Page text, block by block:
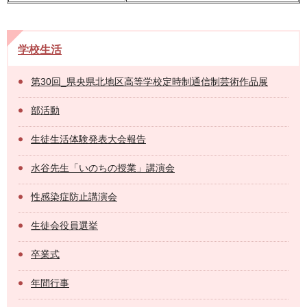
学校生活
第30回_県央県北地区高等学校定時制通信制芸術作品展
部活動
生徒生活体験発表大会報告
水谷先生「いのちの授業」講演会
性感染症防止講演会
生徒会役員選挙
卒業式
年間行事